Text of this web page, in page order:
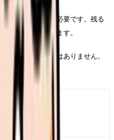
どちらも準備が必要です。残る
ける条件を決めます。
けで背負う必要はありません。
上げる行動です。